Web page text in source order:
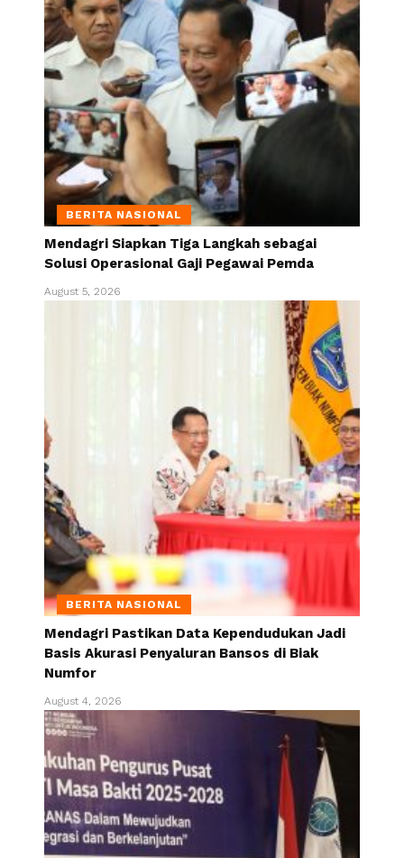
BERITA NASIONAL
Mendagri Siapkan Tiga Langkah sebagai
Solusi Operasional Gaji Pegawai Pemda
August 5, 2026
BERITA NASIONAL
Mendagri Pastikan Data Kependudukan Jadi
Basis Akurasi Penyaluran Bansos di Biak
Numfor
August 4, 2026